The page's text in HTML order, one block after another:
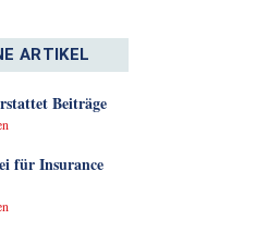
ARTIKEL
Beiträge
für Insurance